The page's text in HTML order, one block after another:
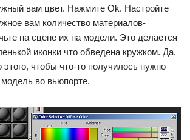
вам цвет. Нажмите Ok. Настройте
вам количество материалов-
на сцене их на модели. Это делается
иконки что обведена кружком. Да,
чтобы что-то получилось нужно
во вьюпорте.